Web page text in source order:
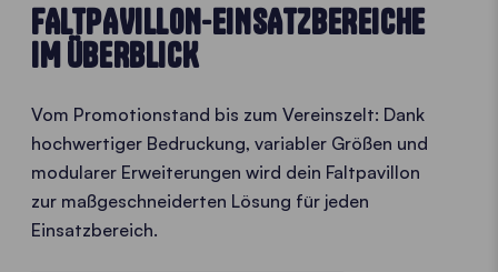
FALTPAVILLON-EINSATZBEREICHE
IM ÜBERBLICK
Vom Promotionstand bis zum Vereinszelt: Dank
hochwertiger Bedruckung, variabler Größen und
modularer Erweiterungen wird dein Faltpavillon
zur maßgeschneiderten Lösung für jeden
Einsatzbereich.